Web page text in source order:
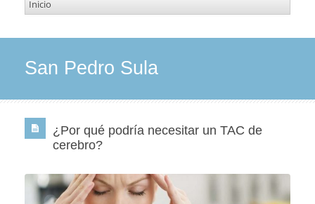
San Pedro Sula
¿Por qué podría necesitar un TAC de
cerebro?